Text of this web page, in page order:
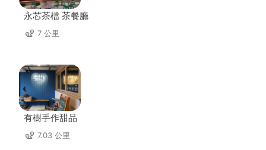
永芯茶檔 茶餐廳
7 公里
有樹手作甜品
7.03 公里